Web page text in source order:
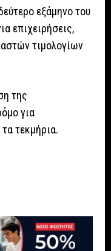
εξάμηνο του
επιχειρήσεις,
τιμολογίων
της
για
τεκμήρια.